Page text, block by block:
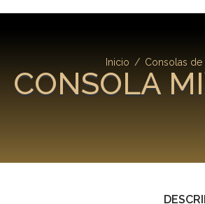
Inicio / Consolas de
CONSOLA